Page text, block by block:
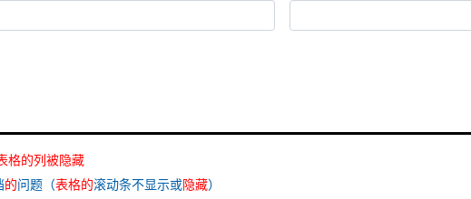
格的列被隐藏
的问题（表格的滚动条不显示或隐藏）